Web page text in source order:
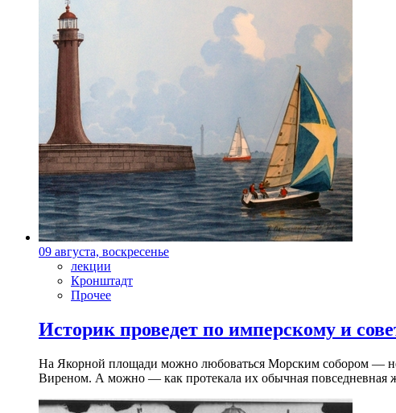
09 августа, воскресенье
лекции
Кронштадт
Прочее
Историк проведет по имперскому и
На Якорной площади можно любоваться Морским собором — но
Виреном. А можно — как протекала их обычная повседневная